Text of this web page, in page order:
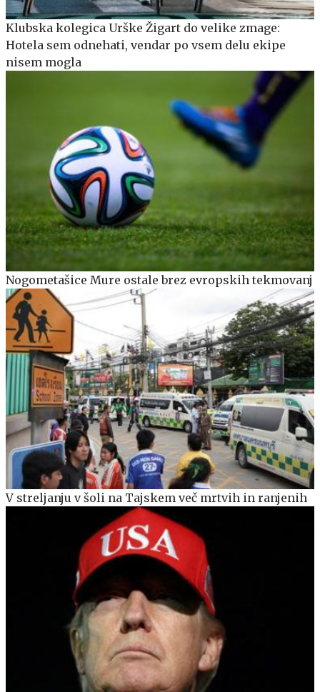
Klubska kolegica Urške Žigart do velike zmage:
Hotela sem odnehati, vendar po vsem delu ekipe
nisem mogla
Nogometašice Mure ostale brez evropskih tekmovanj
V streljanju v šoli na Tajskem več mrtvih in ranjenih